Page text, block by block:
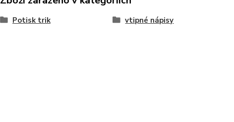
Potisk trik vtipné nápisy